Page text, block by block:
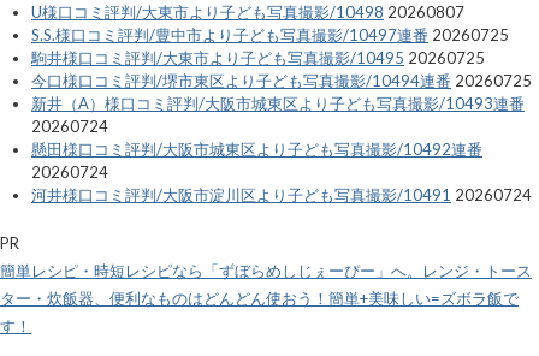
U様口コミ評判/大東市より子ども写真撮影/10498 20260807
S.S.様口コミ評判/豊中市より子ども写真撮影/10497連番 20260725
駒井様口コミ評判/大東市より子ども写真撮影/10495 20260725
今口様口コミ評判/堺市東区より子ども写真撮影/10494連番 20260725
新井（A）様口コミ評判/大阪市城東区より子ども写真撮影/10493連番
20260724
懸田様口コミ評判/大阪市城東区より子ども写真撮影/10492連番
20260724
河井様口コミ評判/大阪市淀川区より子ども写真撮影/10491 20260724
PR
簡単レシピ・時短レシピなら「ずぼらめしじぇーぴー」へ。レンジ・トース
ター・炊飯器、便利なものはどんどん使おう！簡単+美味しい=ズボラ飯で
す！